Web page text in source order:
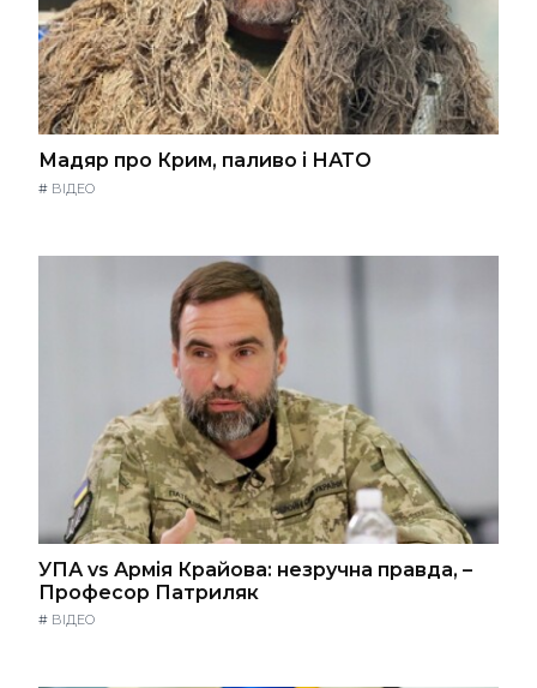
Мадяр про Крим, паливо і НАТО
# ВІДЕО
УПА vs Армія Крайова: незручна правда, –
Професор Патриляк
# ВІДЕО